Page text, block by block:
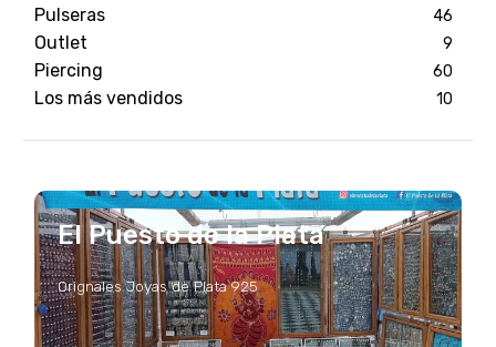
Pulseras 46
Outlet 9
Piercing 60
Los más vendidos 10
El Puesto de la Plata
Orignales Joyas de Plata 925